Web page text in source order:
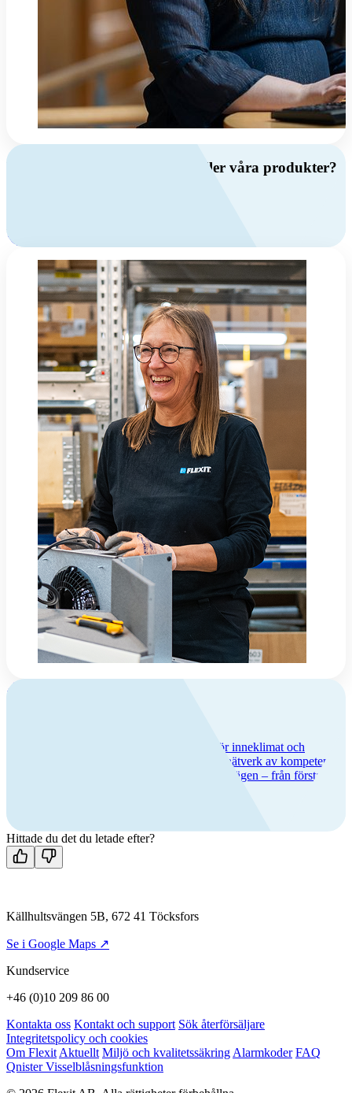
Har du frågor om ventilation eller våra produkter?
Kontakta oss
Om Flexit
Vi har över 50 års erfarenhet av lösningar för inneklimat och
ventilation, lång produktgaranti och ett brett nätverk av kompetenta
servicepartners. Hos oss får du trygghet hela vägen – från första
Hittade du det du letade efter?
Källhultsvängen 5B, 672 41 Töcksfors
Se i Google Maps ↗
Kundservice
+46 (0)10 209 86 00
Kontakta oss Kontakt och support Sök återförsäljare
Integritetspolicy och cookies
Om Flexit Aktuellt Miljö och kvalitetssäkring Alarmkoder FAQ
Qnister Visselblåsningsfunktion